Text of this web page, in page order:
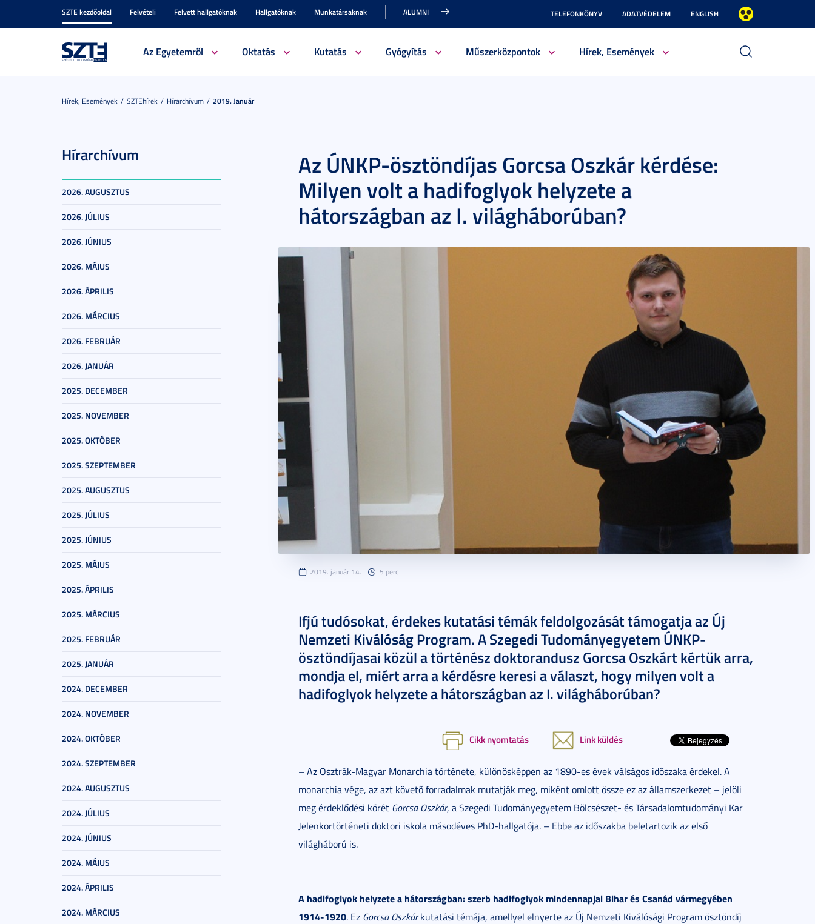
SZTE kezdőoldal Felvételi Felvett hallgatóknak Hallgatóknak Munkatársaknak ALUMNI TELEFONKÖNYV ADATVÉDELEM ENGLISH
Az Egyetemről Oktatás Kutatás Gyógyítás Műszerközpontok Hírek, Események
Hírek, Események SZTEhírek Hírarchívum 2019. Január
Hírarchívum
2026. AUGUSZTUS
2026. JÚLIUS
2026. JÚNIUS
2026. MÁJUS
2026. ÁPRILIS
2026. MÁRCIUS
2026. FEBRUÁR
2026. JANUÁR
2025. DECEMBER
2025. NOVEMBER
2025. OKTÓBER
2025. SZEPTEMBER
2025. AUGUSZTUS
2025. JÚLIUS
2025. JÚNIUS
2025. MÁJUS
2025. ÁPRILIS
2025. MÁRCIUS
2025. FEBRUÁR
2025. JANUÁR
2024. DECEMBER
2024. NOVEMBER
2024. OKTÓBER
2024. SZEPTEMBER
2024. AUGUSZTUS
2024. JÚLIUS
2024. JÚNIUS
2024. MÁJUS
2024. ÁPRILIS
2024. MÁRCIUS
Az ÚNKP-ösztöndíjas Gorcsa Oszkár kérdése:
Milyen volt a hadifoglyok helyzete a
hátországban az I. világháborúban?
2019. január 14. 5 perc
Ifjú tudósokat, érdekes kutatási témák feldolgozását támogatja az Új
Nemzeti Kiválóság Program. A Szegedi Tudományegyetem ÚNKP-
ösztöndíjasai közül a történész doktorandusz Gorcsa Oszkárt kértük arra,
mondja el, miért arra a kérdésre keresi a választ, hogy milyen volt a
hadifoglyok helyzete a hátországban az I. világháborúban?
Cikk nyomtatás Link küldés
– Az Osztrák-Magyar Monarchia története, különösképpen az 1890-es évek válságos időszaka érdekel. A
monarchia vége, az azt követő forradalmak mutatják meg, miként omlott össze ez az államszerkezet – jelöli
meg érdeklődési körét Gorcsa Oszkár, a Szegedi Tudományegyetem Bölcsészet- és Társadalomtudományi Kar
Jelenkortörténeti doktori iskola másodéves PhD-hallgatója. – Ebbe az időszakba beletartozik az első
világháború is.
A hadifoglyok helyzete a hátországban: szerb hadifoglyok mindennapjai Bihar és Csanád vármegyében
1914-1920. Ez Gorcsa Oszkárkutatási témája, amellyel elnyerte az Új Nemzeti Kiválósági Program ösztöndíj